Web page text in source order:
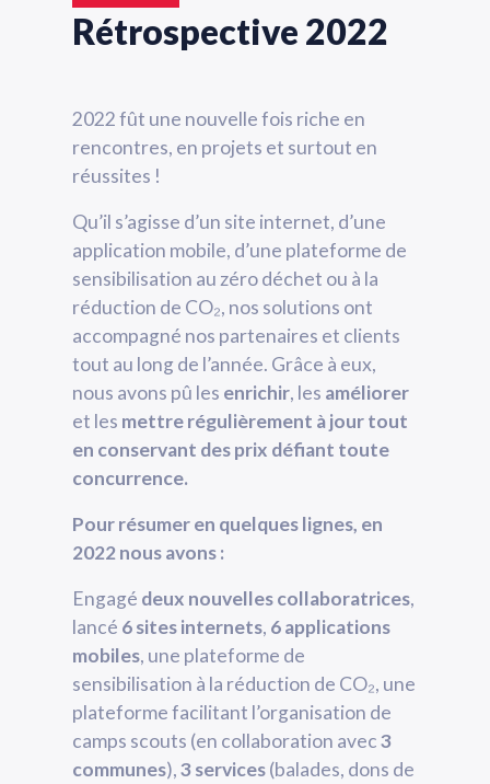
Rétrospective 2022
2022 fût une nouvelle fois riche en
rencontres, en projets et surtout en
réussites !
Qu’il s’agisse d’un site internet, d’une
application mobile, d’une plateforme de
sensibilisation au zéro déchet ou à la
réduction de CO₂, nos solutions ont
accompagné nos partenaires et clients
tout au long de l’année. Grâce à eux,
nous avons pû les enrichir, les améliorer
et les mettre régulièrement à jour tout
en conservant des prix défiant toute
concurrence.
Pour résumer en quelques lignes, en
2022 nous avons :
Engagé deux nouvelles collaboratrices,
lancé 6 sites internets, 6 applications
mobiles, une plateforme de
sensibilisation à la réduction de CO₂, une
plateforme facilitant l’organisation de
camps scouts (en collaboration avec3
communes),3 services(balades, dons de